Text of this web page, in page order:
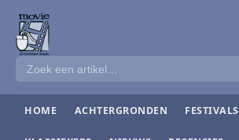
HOME ACHTERGRONDEN FESTIVALS